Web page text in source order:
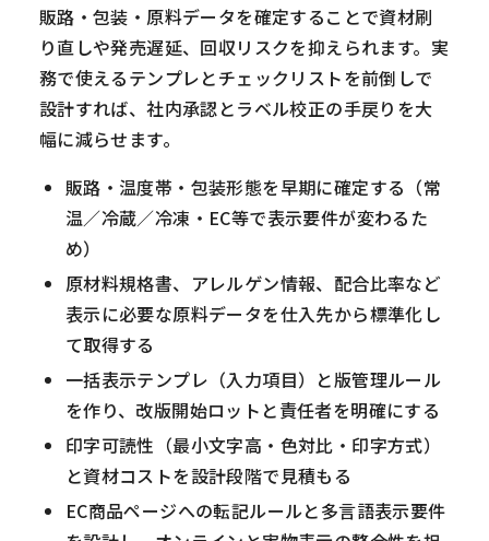
販路・包装・原料データを確定することで資材刷
り直しや発売遅延、回収リスクを抑えられます。実
務で使えるテンプレとチェックリストを前倒しで
設計すれば、社内承認とラベル校正の手戻りを大
幅に減らせます。
販路・温度帯・包装形態を早期に確定する（常
温／冷蔵／冷凍・EC等で表示要件が変わるた
め）
原材料規格書、アレルゲン情報、配合比率など
表示に必要な原料データを仕入先から標準化し
て取得する
一括表示テンプレ（入力項目）と版管理ルール
を作り、改版開始ロットと責任者を明確にする
印字可読性（最小文字高・色対比・印字方式）
と資材コストを設計段階で見積もる
EC商品ページへの転記ルールと多言語表示要件